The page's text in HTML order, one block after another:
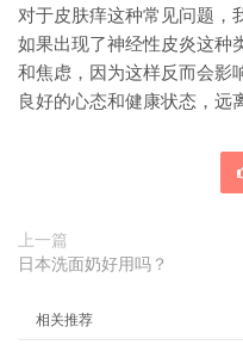
对于皮肤痒这种常见问题，
如果出现了神经性皮炎这种
和焦虑，因为这样反而会影
良好的心态和健康状态，远
上一篇
日本洗面奶好用吗？
相关推荐